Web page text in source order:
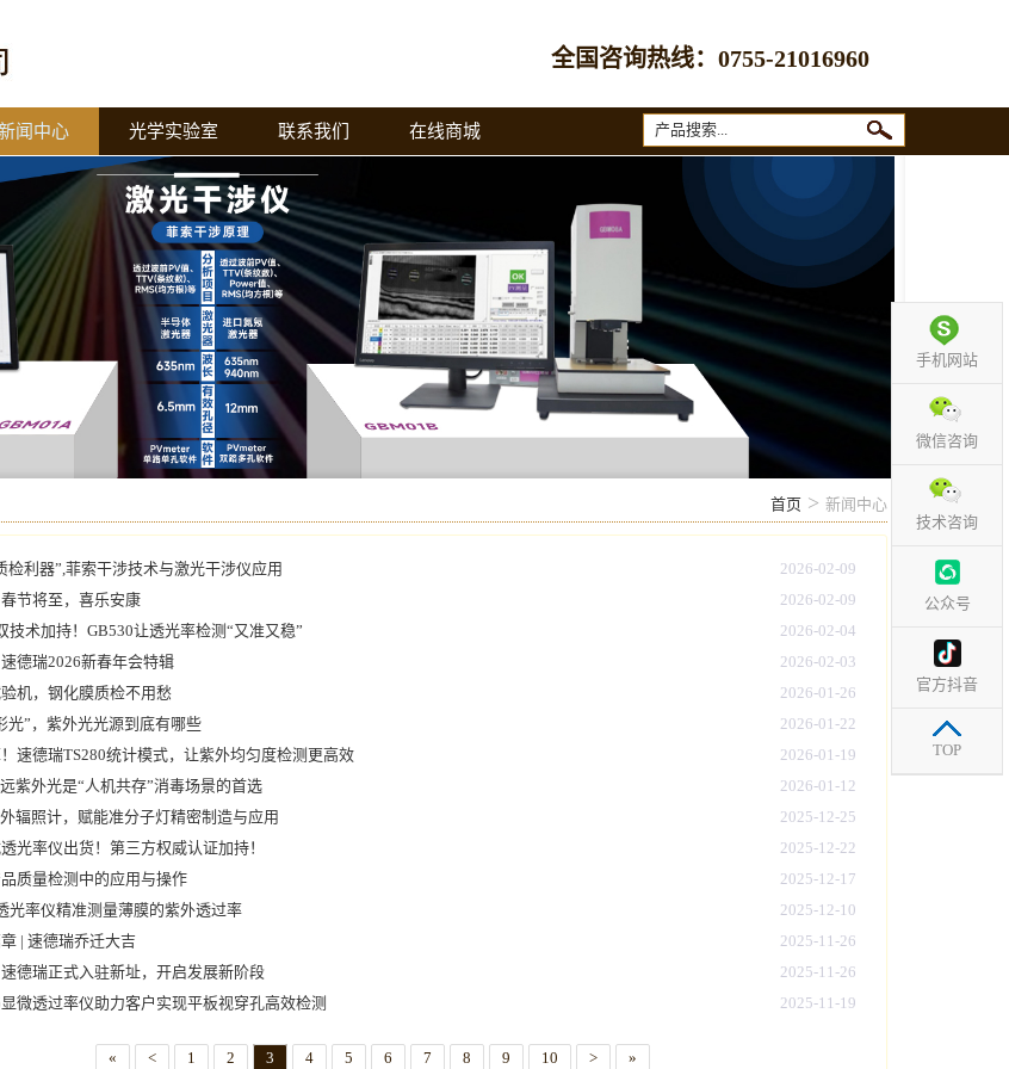
全国咨询热线： 0755-21016960
闻中心 光学实验室 联系我们 在线商城
首页 > 新闻中心
检利器”,菲索干涉技术与激光干涉仪应用
2026-02-09
春节将至，喜乐安康
2026-02-09
技术加持！GB530让透光率检测“又准又稳”
2026-02-04
速德瑞2026新春年会特辑
2026-02-03
机，钢化膜质检不用愁
2026-01-26
光”，紫外光光源到底有哪些
2026-01-22
速德瑞TS280统计模式，让紫外均匀度检测更高效
2026-01-19
紫外光是“人机共存”消毒场景的首选
2026-01-12
辐照计，赋能准分子灯精密制造与应用
2025-12-25
光率仪出货！第三方权威认证加持！
2025-12-22
质量检测中的应用与操作
2025-12-17
光率仪精准测量薄膜的紫外透过率
2025-12-10
| 速德瑞乔迁大吉
2025-11-26
速德瑞正式入驻新址，开启发展新阶段
2025-11-26
微透过率仪助力客户实现平板视穿孔高效检测
2025-11-19
« < 1 2 3 4 5 6 7 8 9 10 > »
手机网站
微信咨询
技术咨询
公众号
官方抖音
TOP